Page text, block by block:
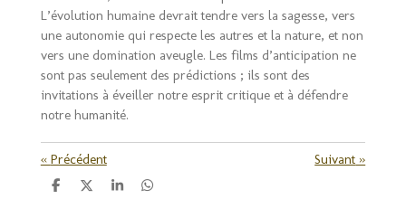
L’évolution humaine devrait tendre vers la sagesse, vers
une autonomie qui respecte les autres et la nature, et non
vers une domination aveugle. Les films d’anticipation ne
sont pas seulement des prédictions ; ils sont des
invitations à éveiller notre esprit critique et à défendre
notre humanité.
« Précédent Suivant »
P
P
P
P